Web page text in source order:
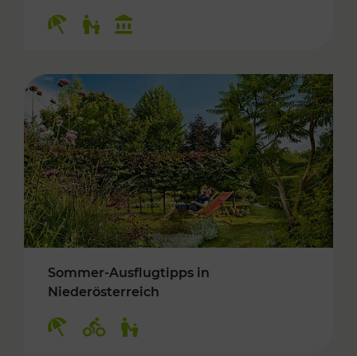
Sommer-Ausflugtipps in
Niederösterreich